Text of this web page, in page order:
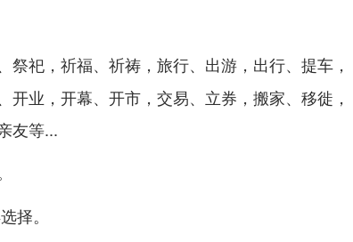
祭祀，祈福、祈祷，旅行、出游，出行、提车，
业，开幕、开市，交易、立券，搬家、移徙，
友等...
择。